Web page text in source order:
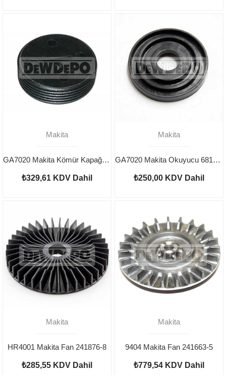
Makita
GA7020 Makita Kömür Kapağı 643700-5
₺329,61 KDV Dahil
Makita
GA7020 Makita Okuyucu 681630-2
₺250,00 KDV Dahil
Makita
HR4001 Makita Fan 241876-8
₺285,55 KDV Dahil
Makita
9404 Makita Fan 241663-5
₺779,54 KDV Dahil